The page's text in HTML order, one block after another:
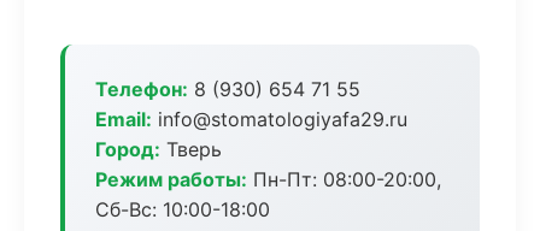
Телефон: 8 (930) 654 71 55
Email: info@stomatologiyafa29.ru
Город: Тверь
Режим работы: Пн-Пт: 08:00-20:00,
Сб-Вс: 10:00-18:00